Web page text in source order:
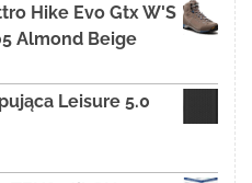
Hike Evo Gtx W'S
Almond Beige
Leisure 5.0